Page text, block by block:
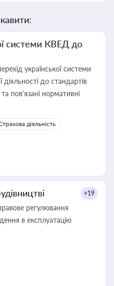
системи КВЕД до
української системи
діяльності до стандартів
пов'язані нормативні
діяльність
+19
регулювання
в експлуатацію